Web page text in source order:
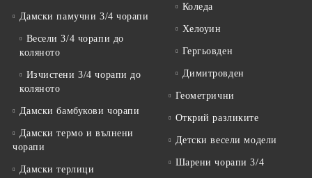
Дамски памучни 3/4 чорапи
Весели 3/4 чорапи до
коляното
Изчистени 3/4 чорапи до
коляното
Дамски бамбукови чорапи
Дамски термо и вълнени
чорапи
Дамски терлици
Коледа
Хелоуин
Гергьовден
Димитровден
Геометрични
Открий разликите
Детски весели модели
Шарени чорапи 3/4